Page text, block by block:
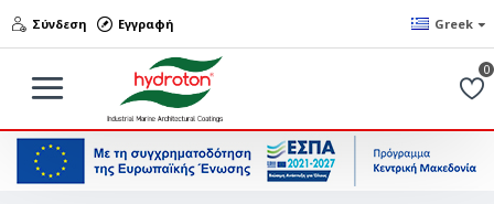
Σύνδεση Εγγραφή Greek
0